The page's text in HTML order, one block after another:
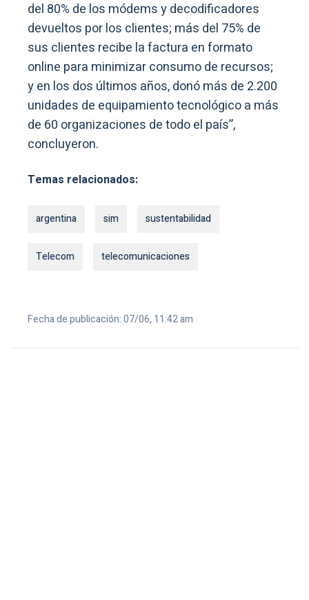
del 80% de los módems y decodificadores
devueltos por los clientes; más del 75% de
sus clientes recibe la factura en formato
online para minimizar consumo de recursos;
y en los dos últimos años, donó más de 2.200
unidades de equipamiento tecnológico a más
de 60 organizaciones de todo el país”,
concluyeron.
Temas relacionados:
argentina sim sustentabilidad
Telecom telecomunicaciones
Fecha de publicación: 07/06, 11:42 am